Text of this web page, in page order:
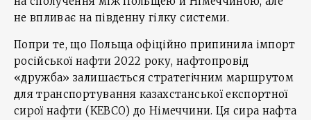
не впливає на південну гілку системи.
Попри те, що Польща офіційно припинила імпорт
російської нафти 2022 року, нафтопровід
«дружба» залишається стратегічним маршрутом
для транспортування казахстанської експортної
сирої нафти (KEBCO) до Німеччини. Ця сира нафта